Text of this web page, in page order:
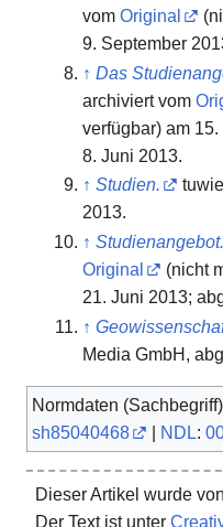
vomOriginal
9. September
↑ Das
archiviert vom
verfügbar) am 15.
8. Juni 2013.
↑ Studien.
2013.
↑ Studienangebot.
Original
(nicht
21. Juni 2013;
↑
Media GmbH,
Normdaten
sh85040468
NDL:
Dieser Artikel wurde von
Der Text ist unter